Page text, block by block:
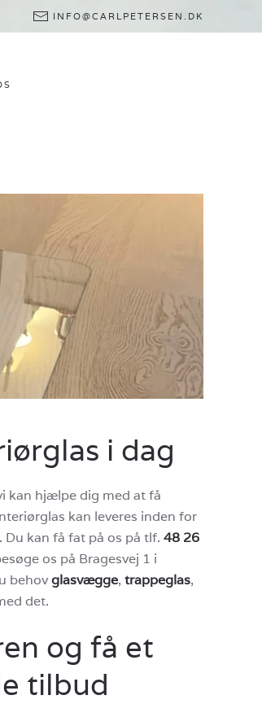
INFO@CARLPETERSEN.DK
i dag
kan hjælpe dig med at få
kan leveres inden for
kan få fat på os på tlf. 48 26
os på Bragesvej 1 i
behovglasvægge, trappeglas,
det.
og få et
tilbud